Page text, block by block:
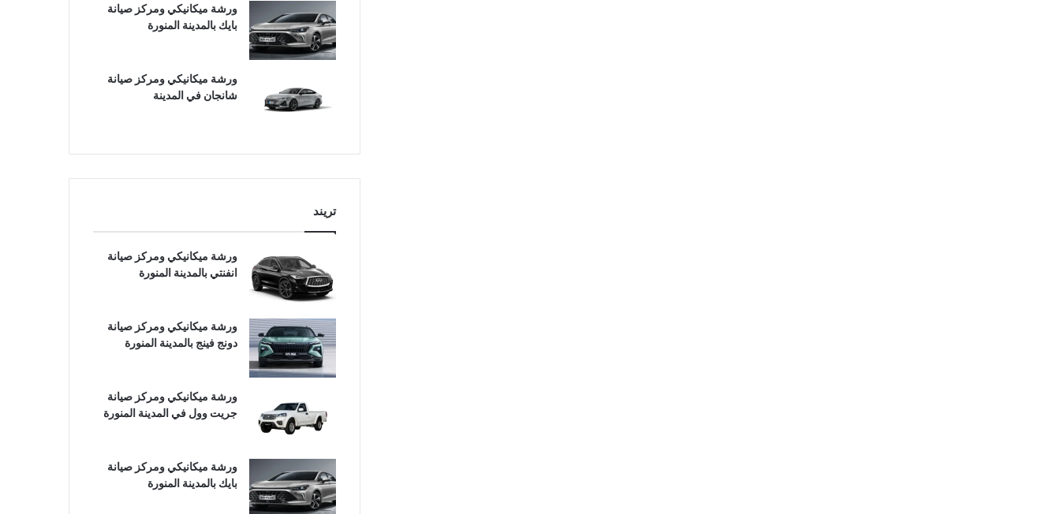
ورشة ميكانيكي ومركز صيانة
بايك بالمدينة المنورة
ورشة ميكانيكي ومركز صيانة
شانجان في المدينة
تريند
ورشة ميكانيكي ومركز صيانة
انفنتي بالمدينة المنورة
ورشة ميكانيكي ومركز صيانة
دونج فينج بالمدينة المنورة
ورشة ميكانيكي ومركز صيانة
جريت وول في المدينة المنورة
ورشة ميكانيكي ومركز صيانة
بايك بالمدينة المنورة